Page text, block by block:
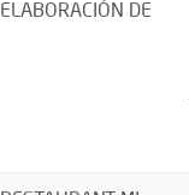
ELABORACIÓN DE